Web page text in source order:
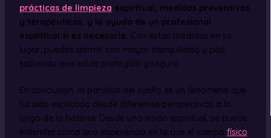
prácticas de limpieza espiritual, medidas preventivas
y terapéuticas, y la ayuda de un profesional
espiritual si es necesario. Con estas medidas en su
lugar, puedes dormir con mayor tranquilidad y paz,
sabiendo que estás protegido y seguro.
En conclusión, la parálisis del sueño es un fenómeno que
ha sido explicado desde diferentes perspectivas a lo
largo de la historia. Desde una visión espiritual, se puede
entender como una experiencia en la que el cuerpo físico